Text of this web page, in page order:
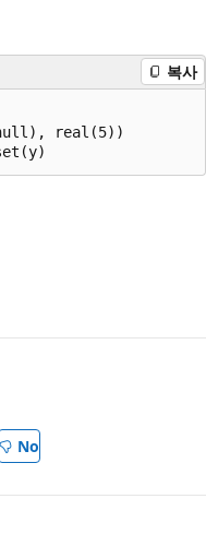
복사
real(5))
No